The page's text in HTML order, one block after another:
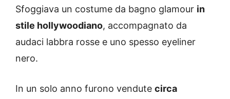
Sfoggiava un costume da bagno glamour in
stile hollywoodiano, accompagnato da
audaci labbra rosse e uno spesso eyeliner
nero.
In un solo anno furono vendute circa